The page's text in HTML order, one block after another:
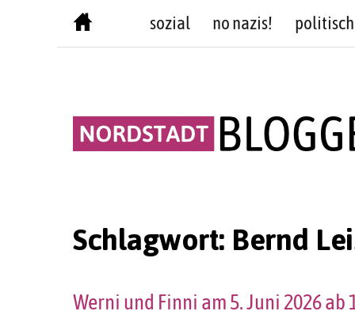
sozial no nazis! politisch
Schlagwort: Bernd
Werni und Finni am 5. Juni 2026 ab